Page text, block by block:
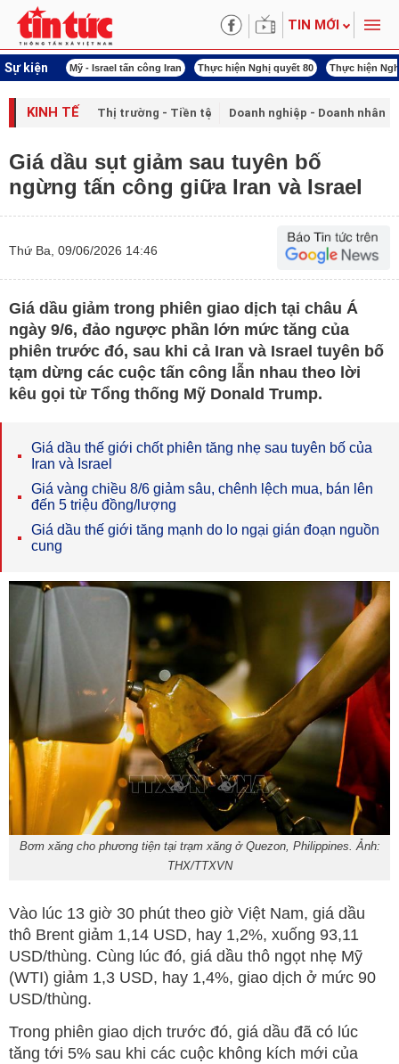
TIN MỚI
Sự kiện
lượng Mỹ - Israel tấn công Iran Thực hiện Nghị quyết 80 Thực hiện
KINH TẾ Thị trường - Tiền tệ Doanh nghiệp - Doanh nhân
Giá dầu sụt giảm sau tuyên bố
ngừng tấn công giữa Iran và Israel
Thứ Ba, 09/06/2026 14:46
Giá dầu giảm trong phiên giao dịch tại châu Á
ngày 9/6, đảo ngược phần lớn mức tăng của
phiên trước đó, sau khi cả Iran và Israel tuyên bố
tạm dừng các cuộc tấn công lẫn nhau theo lời
kêu gọi từ Tổng thống Mỹ Donald Trump.
Giá dầu thế giới chốt phiên tăng nhẹ sau tuyên bố của
Iran và Israel
Giá vàng chiều 8/6 giảm sâu, chênh lệch mua, bán lên
đến 5 triệu đồng/lượng
Giá dầu thế giới tăng mạnh do lo ngại gián đoạn nguồn
cung
Bơm xăng cho phương tiện tại trạm xăng ở Quezon, Philippines. Ảnh:
THX/TTXVN
Vào lúc 13 giờ 30 phút theo giờ Việt Nam, giá dầu
thô Brent giảm 1,14 USD, hay 1,2%, xuống 93,11
USD/thùng. Cùng lúc đó, giá dầu thô ngọt nhẹ Mỹ
(WTI) giảm 1,3 USD, hay 1,4%, giao dịch ở mức 90
USD/thùng.
Trong phiên giao dịch trước đó, giá dầu đã có lúc
tăng tới 5% sau khi các cuộc không kích mới của